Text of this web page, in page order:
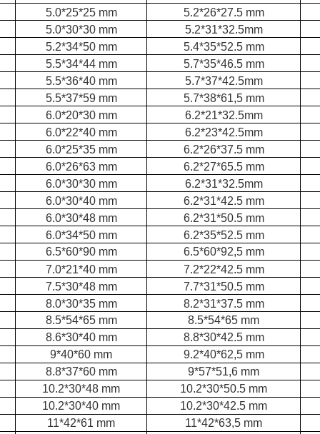
5.0*25*25 mm
5.2*26*27.5 mm
5.0*30*30 mm
5.2*31*32.5mm
5.2*34*50 mm
5.4*35*52.5 mm
5.5*34*44 mm
5.7*35*46.5 mm
5.5*36*40 mm
5.7*37*42.5mm
5.5*37*59 mm
5.7*38*61,5 mm
6.0*20*30 mm
6.2*21*32.5mm
6.0*22*40 mm
6.2*23*42.5mm
6.0*25*35 mm
6.2*26*37.5 mm
6.0*26*63 mm
6.2*27*65.5 mm
6.0*30*30 mm
6.2*31*32.5mm
6.0*30*40 mm
6.2*31*42.5 mm
6.0*30*48 mm
6.2*31*50.5 mm
6.0*34*50 mm
6.2*35*52.5 mm
6.5*60*90 mm
6.5*60*92,5 mm
7.0*21*40 mm
7.2*22*42.5 mm
7.5*30*48 mm
7.7*31*50.5 mm
8.0*30*35 mm
8.2*31*37.5 mm
8.5*54*65 mm
8.5*54*65 mm
8.6*30*40 mm
8.8*30*42.5 mm
9*40*60 mm
9.2*40*62,5 mm
8.8*37*60 mm
9*57*51,6 mm
10.2*30*48 mm
10.2*30*50.5 mm
10.2*30*40 mm
10.2*30*42.5 mm
11*42*61 mm
11*42*63,5 mm